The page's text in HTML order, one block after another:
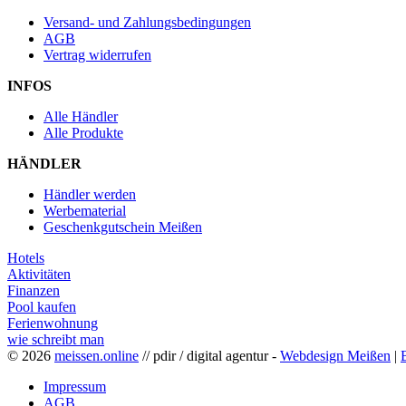
Versand- und Zahlungsbedingungen
AGB
Vertrag widerrufen
INFOS
Alle Händler
Alle Produkte
HÄNDLER
Händler werden
Werbematerial
Geschenkgutschein Meißen
Hotels
Aktivitäten
Finanzen
Pool kaufen
Ferienwohnung
wie schreibt man
© 2026 meissen.online // pdir / digital agentur - Webdesign Meißen |
Impressum
AGB